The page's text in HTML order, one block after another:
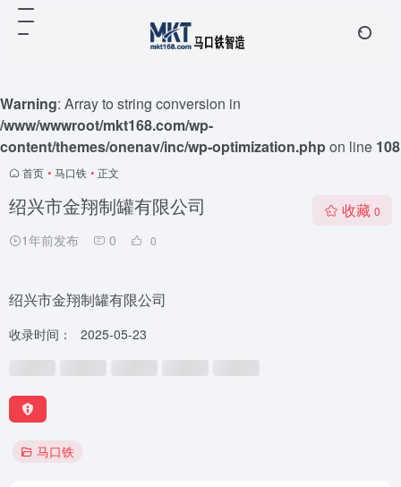
Warning: Array to string conversion in
/www/wwwroot/mkt168.com/wp-
content/themes/onenav/inc/wp-optimization.phpon line 108
首页 • 马口铁 • 正文
绍兴市金翔制罐有限公司
1年前发布 0 0
收藏 0
绍兴市金翔制罐有限公司
收录时间： 2025-05-23
马口铁